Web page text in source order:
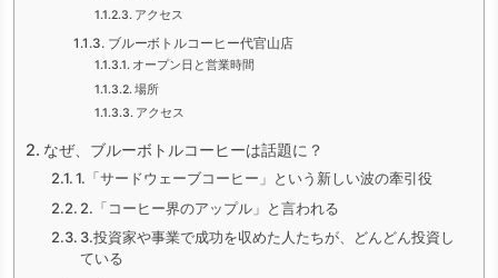
アクセス
ブルーボトルコーヒー代官山店
オープン日と営業時間
場所
アクセス
なぜ、ブルーボトルコーヒーは話題に？
1.「サードウェーブコーヒー」という新しい波の牽引役
2.「コーヒー界のアップル」と言われる
3.投資家や事業で成功を収めた人たちが、どんどん投資し
ている